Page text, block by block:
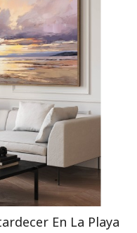
En La Playa